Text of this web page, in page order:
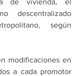
de vivienda, el
descentralizado
según
modificaciones en
a cada promotor